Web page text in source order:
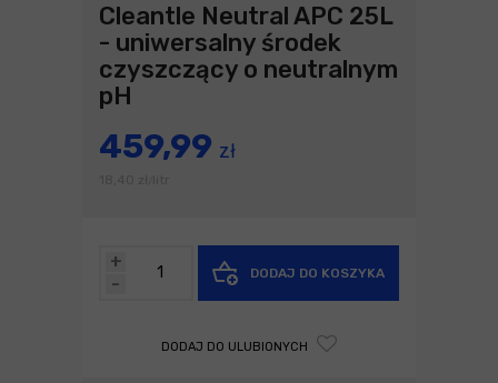
Cleantle Neutral APC 25L
- uniwersalny środek
czyszczący o neutralnym
pH
459,99 zł
-
+
DODAJ DO KOSZYKA
DODAJ DO ULUBIONYCH